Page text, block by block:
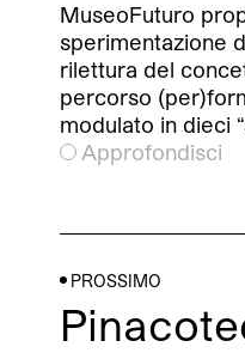
MuseoFuturo
sperimentazione
rilettura del
percorso
modulato in dieci
Approfondisci
PROSSIMO